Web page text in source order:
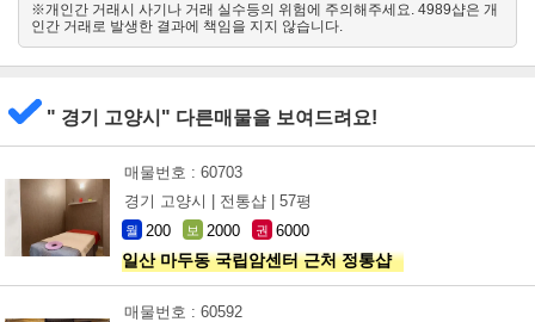
※개인간 거래시 사기나 거래 실수등의 위험에 주의해주세요. 4989샵은 개
인간 거래로 발생한 결과에 책임을 지지 않습니다.
" 경기 고양시" 다른매물을 보여드려요!
매물번호 : 60703
경기 고양시 |
전통샵 | 57평
월 200 보 2000 권 6000
일산 마두동 국립암센터 근처 정통샵
매물번호 : 60592